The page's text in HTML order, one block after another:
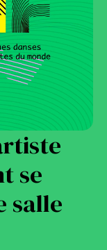
se
salle